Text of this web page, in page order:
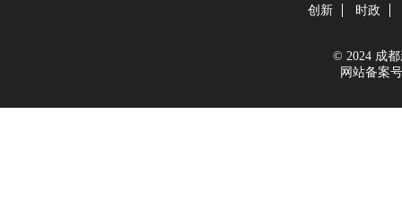
创新 时政
© 2024 成都
网站备案